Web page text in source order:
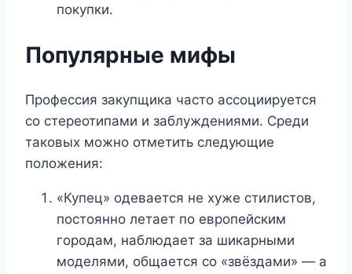
покупки.
Популярные мифы
Профессия закупщика часто ассоциируется
со стереотипами и заблуждениями. Среди
таковых можно отметить следующие
положения:
«Купец» одевается не хуже стилистов,
постоянно летает по европейским
городам, наблюдает за шикарными
моделями, общается со «звёздами» — а